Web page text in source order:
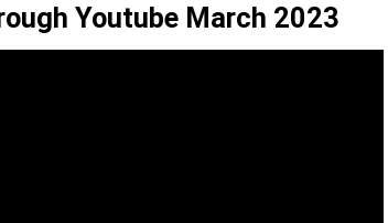
Youtube March 2023